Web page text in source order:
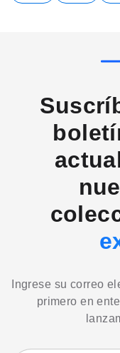
Ingrese su correo
primero en